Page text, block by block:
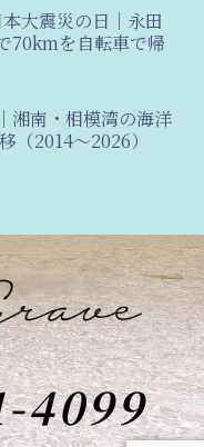
本大震災の日｜永田
70kmを自転車で帰
湘南・相模湾の海洋
（2014〜2026）
4099